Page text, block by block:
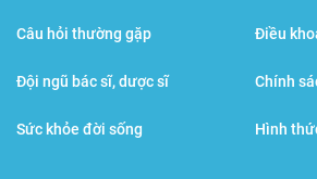
Câu hỏi thường gặp
Đội ngũ bác sĩ, dược sĩ
Sức khỏe đời sống
Điều
Chính
Hình